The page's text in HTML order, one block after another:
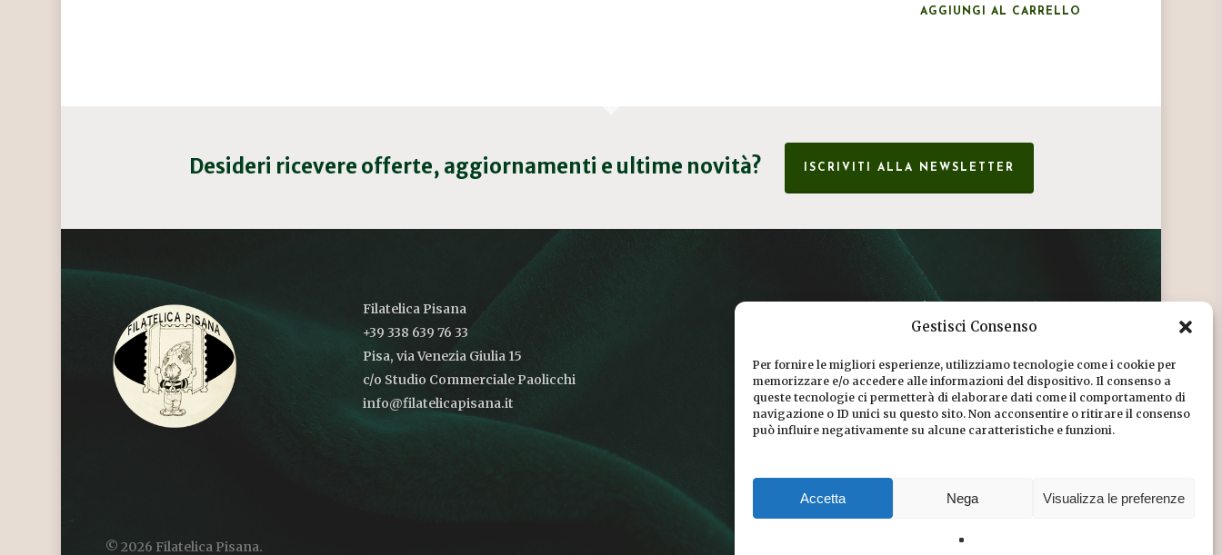
Gestisci Consenso
Per fornire le migliori esperienze, utilizziamo tecnologie come i cookie per
memorizzare e/o accedere alle informazioni del dispositivo. Il consenso a
queste tecnologie ci permetterà di elaborare dati come il comportamento di
navigazione o ID unici su questo sito. Non acconsentire o ritirare il consenso
può influire negativamente su alcune caratteristiche e funzioni.
Accetta Nega Visualizza le preferenze
AGGIUNGI AL CARRELLO
Desideri ricevere offerte, aggiornamenti e ultime novità? ISCRIVITI ALLA NEWSLETTER
Filatelica Pisana
+39 338 639 76 33
Pisa, via Venezia Giulia 15
c/o Studio Commerciale Paolicchi
info@filatelicapisana.it
COOKIE POLICY
DICONO DI NOI
CHI SIAMO
© 2026 Filatelica Pisana.